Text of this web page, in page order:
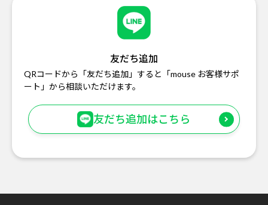
友だち追加
QRコードから「友だち追加」すると「mouse お客様サポ
ート」から相談いただけます。
友だち追加はこちら